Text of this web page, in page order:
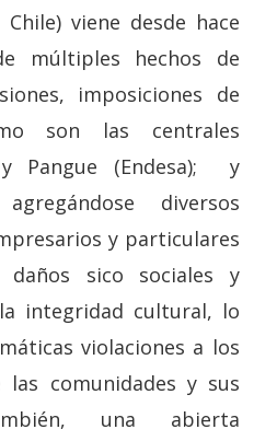
viene desde hace
múltiples hechos de
imposiciones de
son las centrales
Pangue (Endesa); y
diversos
y particulares
daños sico sociales y
integridad cultural, lo
violaciones a los
las comunidades y sus
una abierta